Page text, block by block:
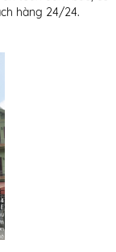
hàng 24/24.